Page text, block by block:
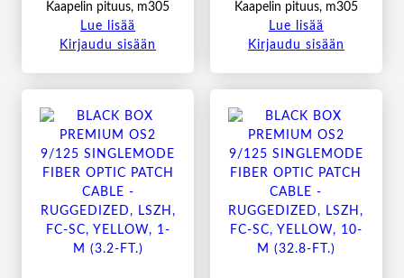
Kaapelin pituus, m305
Lue lisää
Kirjaudu sisään
Kaapelin pituus, m305
Lue lisää
Kirjaudu sisään